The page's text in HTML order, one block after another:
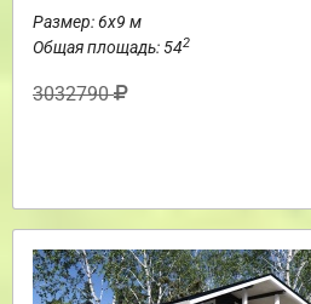
Размер: 6х9 м
Общая площадь: 542
3032790